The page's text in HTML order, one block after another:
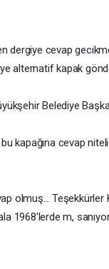
dergiye cevap
alternatif kapak
Belediye
kapağına cevap
olmuş... Teşekkürler
1968'lerde m,